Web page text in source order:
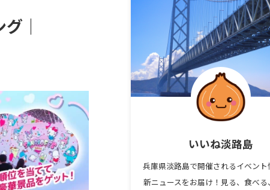
｜
いいね淡路島
兵庫県淡路島で開催されるイベン
新ニュースをお届け！見る、食べる